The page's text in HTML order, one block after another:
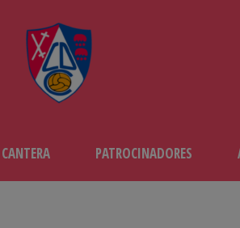
CANTERA PATROCINADORES